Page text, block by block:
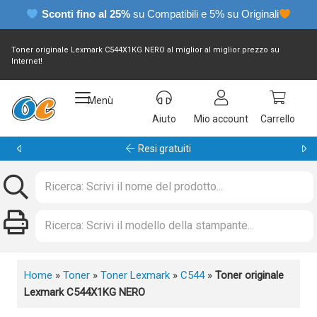
Sconti fino al 25% su Compatibili e 5% su Originali
Toner originale Lexmark C544X1KG NERO al miglior al miglior prezzo su
Internet!
Menù
Aiuto
Mio account Carrello
Garanzia 24 mesi
Home » Toner » Toner Lexmark » C544» Toner originale
Lexmark C544X1KG NERO